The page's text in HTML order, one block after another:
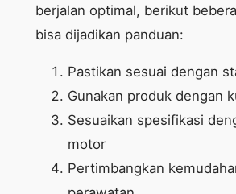
berjalan optimal, berikut
bisa dijadikan panduan:
Pastikan sesuai dengan
Gunakan produk dengan
Sesuaikan spesifikasi
motor
Pertimbangkan